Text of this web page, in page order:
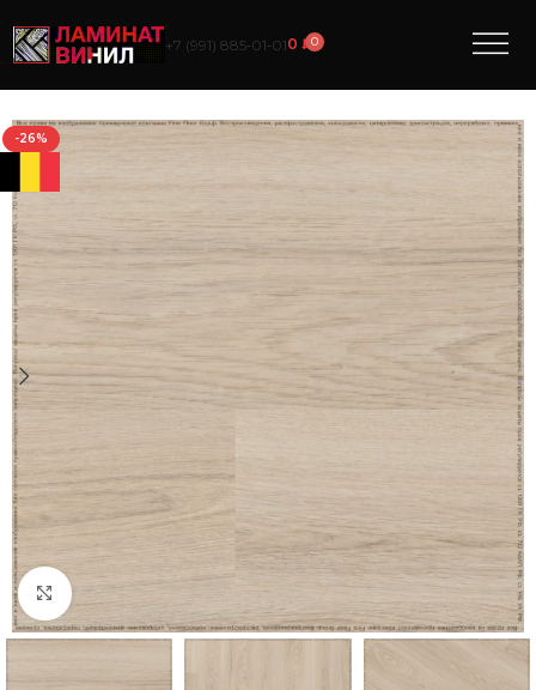
+7 (991) 885‑01‑010₽0
-26%
Нажмите, чтобы увеличить